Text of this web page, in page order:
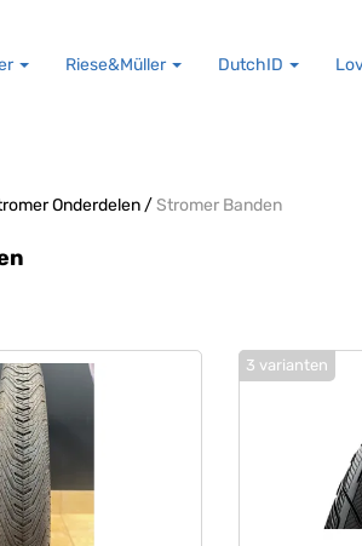
Riese&Müller DutchID
Onderdelen/Stromer Banden
3 varianten